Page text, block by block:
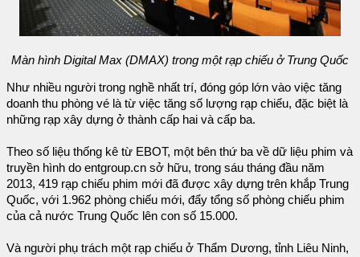
Màn hình Digital Max (DMAX) trong một rạp chiếu ở Trung Quốc
Như nhiều người trong nghề nhất trí, đóng góp lớn vào việc tăng
doanh thu phòng vé là từ việc tăng số lượng rạp chiếu, đặc biệt là
những rạp xây dựng ở thành cấp hai và cấp ba.
Theo số liệu thống kê từ EBOT, một bên thứ ba về dữ liệu phim và
truyền hình do entgroup.cn sở hữu, trong sáu tháng đầu năm
2013, 419 rạp chiếu phim mới đã được xây dựng trên khắp Trung
Quốc, với 1.962 phòng chiếu mới, đẩy tổng số phòng chiếu phim
của cả nước Trung Quốc lên con số 15.000.
Và người phụ trách một rạp chiếu ở Thẩm Dương, tỉnh Liêu Ninh,